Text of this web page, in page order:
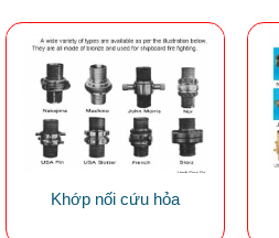
Khớp nối cứu hỏa